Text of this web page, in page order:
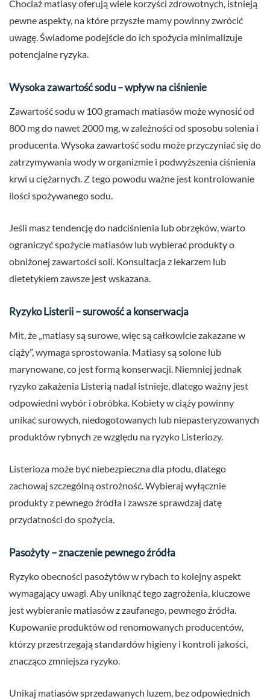
Chociaż matiasy oferują wiele korzyści zdrowotnych, istnieją
pewne aspekty, na które przyszłe mamy powinny zwrócić
uwagę. Świadome podejście do ich spożycia minimalizuje
potencjalne ryzyka.
Wysoka zawartość sodu – wpływ na ciśnienie
Zawartość sodu w 100 gramach matiasów może wynosić od
800 mg do nawet 2000 mg, w zależności od sposobu solenia i
producenta. Wysoka zawartość sodu może przyczyniać się do
zatrzymywania wody w organizmie i podwyższenia ciśnienia
krwi u ciężarnych. Z tego powodu ważne jest kontrolowanie
ilości spożywanego sodu.
Jeśli masz tendencję do nadciśnienia lub obrzęków, warto
ograniczyć spożycie matiasów lub wybierać produkty o
obniżonej zawartości soli. Konsultacja z lekarzem lub
dietetykiem zawsze jest wskazana.
Ryzyko Listerii – surowość a konserwacja
Mit, że „matiasy są surowe, więc są całkowicie zakazane w
ciąży”, wymaga sprostowania. Matiasy są solone lub
marynowane, co jest formą konserwacji. Niemniej jednak
ryzyko zakażenia Listerią nadal istnieje, dlatego ważny jest
odpowiedni wybór i obróbka. Kobiety w ciąży powinny
unikać surowych, niedogotowanych lub niepasteryzowanych
produktów rybnych ze względu na ryzyko Listeriozy.
Listerioza może być niebezpieczna dla płodu, dlatego
zachowaj szczególną ostrożność. Wybieraj wyłącznie
produkty z pewnego źródła i zawsze sprawdzaj datę
przydatności do spożycia.
Pasożyty – znaczenie pewnego źródła
Ryzyko obecności pasożytów w rybach to kolejny aspekt
wymagający uwagi. Aby uniknąć tego zagrożenia, kluczowe
jest wybieranie matiasów z zaufanego, pewnego źródła.
Kupowanie produktów od renomowanych producentów,
którzy przestrzegają standardów higieny i kontroli jakości,
znacząco zmniejsza ryzyko.
Unikaj matiasów sprzedawanych luzem, bez odpowiednich